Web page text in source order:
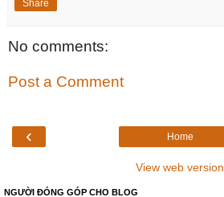
Share
No comments:
Post a Comment
‹ Home
View web version
NGƯỜI ĐÓNG GÓP CHO BLOG